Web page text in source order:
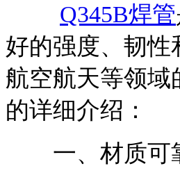
Q345B焊管
好的强度、韧
航空航天等领
的详细介绍：
一、材质可